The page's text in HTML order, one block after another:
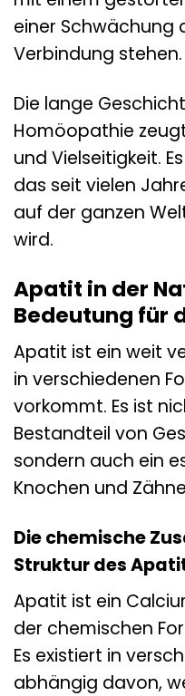
einer Schwächung
Verbindung stehen.
Die lange
Homöopathie
und Vielseitigkeit.
das seit vielen
auf der ganzen
wird.
Apatit in der
Bedeutung für
Apatit ist ein weit
in verschiedenen
vorkommt. Es ist
Bestandteil von
sondern auch ein
Knochen und
Die chemische
Struktur des
Apatit ist ein
der chemischen
Es existiert in
abhängig davon,